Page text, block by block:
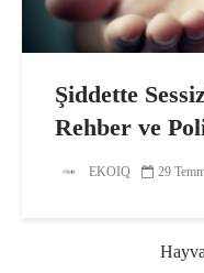
Şiddette
Rehber ve
EKOIQ 29